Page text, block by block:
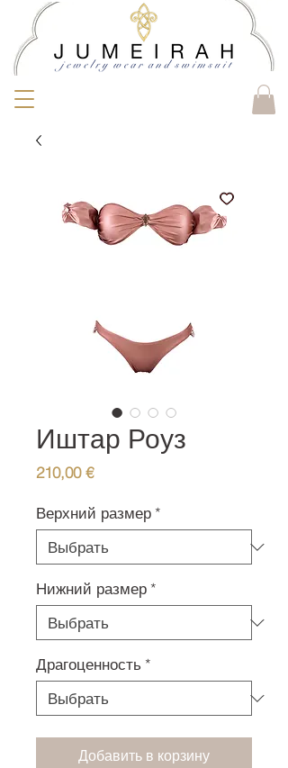
Иштар Роуз
210,00 €Цена
Верхний размер *
Нижний размер *
Драгоценность *
Добавить в корзину